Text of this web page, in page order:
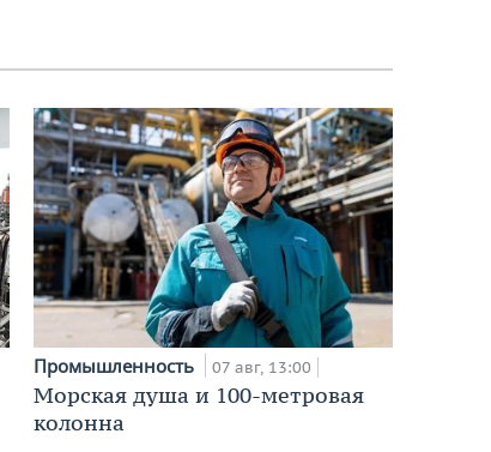
Промышленность 07 авг, 13:00
Морская душа и 100-метровая
колонна